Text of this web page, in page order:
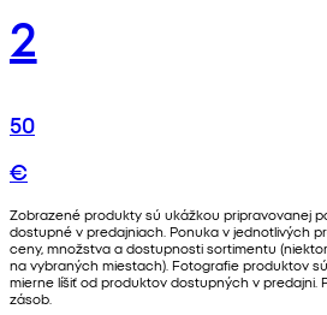
2
50
€
Zobrazené produkty sú ukážkou pripravovanej
dostupné v predajniach. Ponuka v jednotlivých
ceny, množstva a dostupnosti sortimentu
na vybraných miestach). Fotografie produktov
mierne líšiť od produktov dostupných v predajni.
zásob.